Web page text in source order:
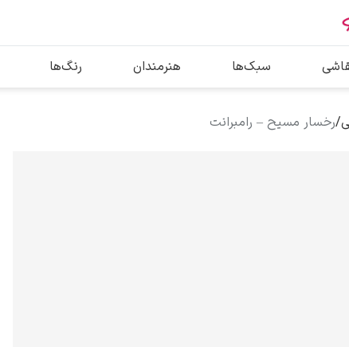
بیشترین جستجوها
پیکاسو
سالوادور دالی
محبوب‌ترین هنرمندان
سبک‌ها هنرمندان رنگ‌ها
/رخسار مسیح – رامبرانت